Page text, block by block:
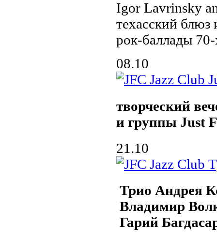
Igor Lavrinsky
техасский
рок-баллады
08.10
творческий
и группы Just
21.10
Трио Андрея
Владимир
Гарий